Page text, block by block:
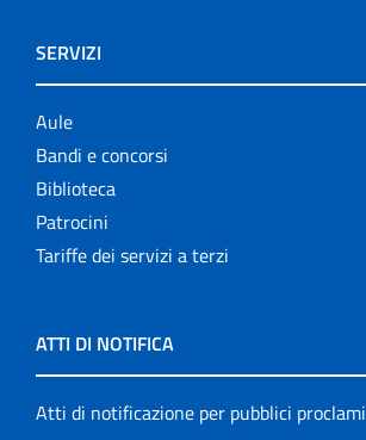
SERVIZI
Aule
Bandi e concorsi
Biblioteca
Patrocini
Tariffe dei servizi a terzi
ATTI DI NOTIFICA
Atti di notificazione per pubblici proclami